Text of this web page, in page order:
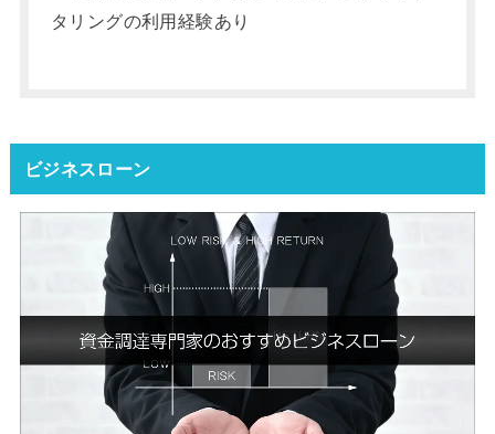
タリングの利用経験あり
ビジネスローン